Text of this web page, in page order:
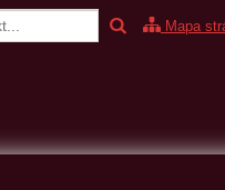
Mapa